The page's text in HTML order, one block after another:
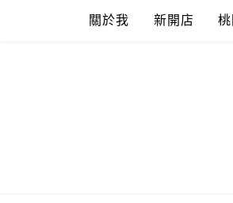
關於我 新開店